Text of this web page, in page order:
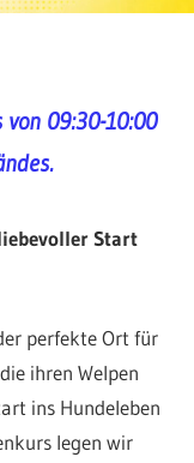
09:30-10:00
Start
perfekte Ort für
ihren Welpen
ins Hundeleben
legen wir